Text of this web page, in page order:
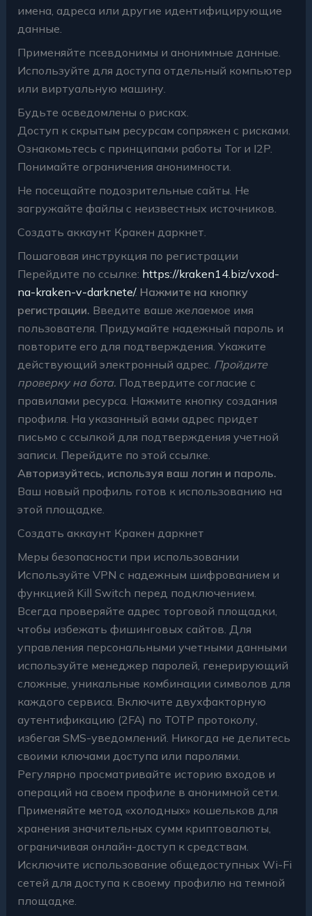
имена, адреса или другие идентифицирующие
данные.
Применяйте псевдонимы и анонимные данные.
Используйте для доступа отдельный компьютер
или виртуальную машину.
Будьте осведомлены о рисках.
Доступ к скрытым ресурсам сопряжен с рисками.
Ознакомьтесь с принципами работы Tor и I2P.
Понимайте ограничения анонимности.
Не посещайте подозрительные сайты. Не
загружайте файлы с неизвестных источников.
Создать аккаунт Кракен даркнет.
Пошаговая инструкция по регистрации
Перейдите по ссылке: https://kraken14.biz/vxod-
na-kraken-v-darknete/. Нажмите на кнопку
регистрации. Введите ваше желаемое имя
пользователя. Придумайте надежный пароль и
повторите его для подтверждения. Укажите
действующий электронный адрес. Пройдите
проверку на бота. Подтвердите согласие с
правилами ресурса. Нажмите кнопку создания
профиля. На указанный вами адрес придет
письмо с ссылкой для подтверждения учетной
записи. Перейдите по этой ссылке.
Авторизуйтесь, используя ваш логин и пароль.
Ваш новый профиль готов к использованию на
этой площадке.
Создать аккаунт Кракен даркнет
Меры безопасности при использовании
Используйте VPN с надежным шифрованием и
функцией Kill Switch перед подключением.
Всегда проверяйте адрес торговой площадки,
чтобы избежать фишинговых сайтов. Для
управления персональными учетными данными
используйте менеджер паролей, генерирующий
сложные, уникальные комбинации символов для
каждого сервиса. Включите двухфакторную
аутентификацию (2FA) по TOTP протоколу,
избегая SMS-уведомлений. Никогда не делитесь
своими ключами доступа или паролями.
Регулярно просматривайте историю входов и
операций на своем профиле в анонимной сети.
Применяйте метод «холодных» кошельков для
хранения значительных сумм криптовалюты,
ограничивая онлайн-доступ к средствам.
Исключите использование общедоступных Wi-Fi
сетей для доступа к своему профилю на темной
площадке.